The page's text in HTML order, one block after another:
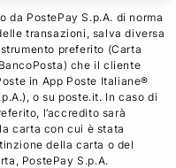
a
F
a
c
e
b
o
o
a
T
w
i
t
t
e
r
a
L
i
n
k
e
d
M
da PostePay S.p.A. di norma
transazioni, salva diversa
preferito (Carta
che il cliente
in App Poste Italiane®
o su poste.it. In caso di
l’accredito sarà
carta con cui è stata
della carta o del
PostePay S.p.A.